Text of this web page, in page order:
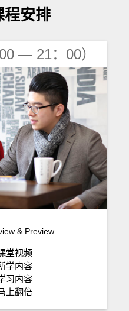
程安排
— 21：00）
& Preview
堂视频
学内容
习内容
上翻倍